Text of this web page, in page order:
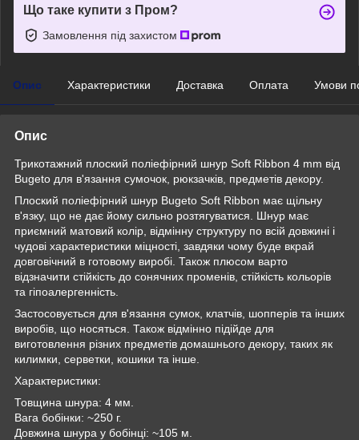
Що таке купити з Пром?
Замовлення під захистом
Опис Характеристики Доставка Оплата Умови
Опис
Трикотажний плоский поліефірний шнур Soft Ribbon 4 mm від
Bugeto для в'язання сумочок, рюкзачків, предметів декору.
Плоский поліефірний шнур Bugeto Soft Ribbon має щільну
в'язку, що не дає йому сильно розтягуватися. Шнур має
приємний матовий колір, відмінну структуру по всій довжині і
чудові характеристики міцності, завдяки чому буде вкрай
довговічний в готовому виробі. Також плюсом варто
відзначити стійкість до сонячних променів, стійкість кольорів
та гіпоалергенність.
Застосовується для в'язання сумок, клатчів, шопперів та інших
виробів, що носяться. Також відмінно підійде для
виготовлення різних предметів домашнього декору, таких як
килимки, серветки, кошики та інше.
Характеристики:
Товщина шнура: 4 мм.
Вага бобінки: ~250 г.
Довжина шнура у бобінці: ~105 м.